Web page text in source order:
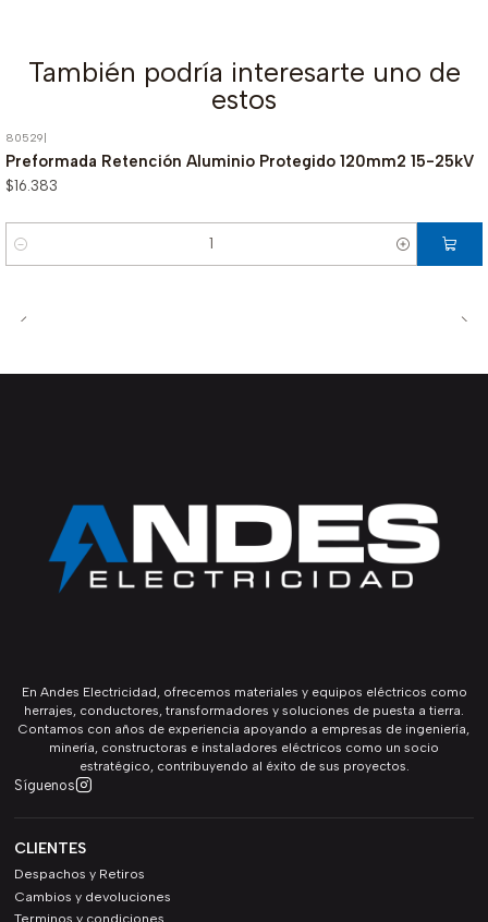
También podría interesarte uno de
estos
80529|
Preformada Retención Aluminio Protegido 120mm2 15-25kV
$16.383
Cantidad
En Andes Electricidad, ofrecemos materiales y equipos eléctricos como
herrajes, conductores, transformadores y soluciones de puesta a tierra.
Contamos con años de experiencia apoyando a empresas de ingeniería,
minería, constructoras e instaladores eléctricos como un socio
estratégico, contribuyendo al éxito de sus proyectos.
Síguenos
CLIENTES
Despachos y Retiros
Cambios y devoluciones
Terminos y condiciones